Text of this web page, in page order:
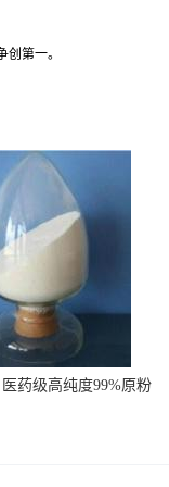
第一。
药级高纯度99%原粉